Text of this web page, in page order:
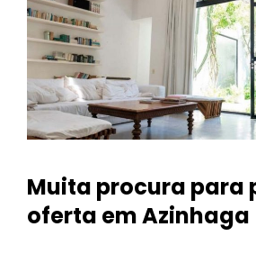
Muita procura para
oferta em Azinhaga